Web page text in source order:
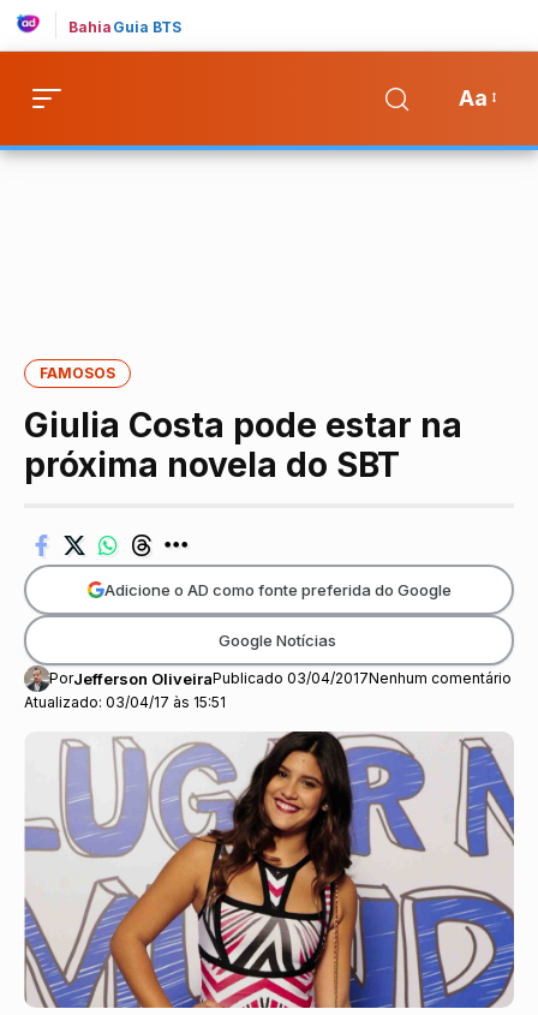
Bahia Guia BTS
Aa
FAMOSOS
Giulia Costa pode estar na
próxima novela do SBT
Atualizado: 03/04/17 às 15:51
PorJefferson OliveiraPublicado 03/04/2017Nenhum comentário
Adicione o AD como fonte preferida do Google
Google Notícias